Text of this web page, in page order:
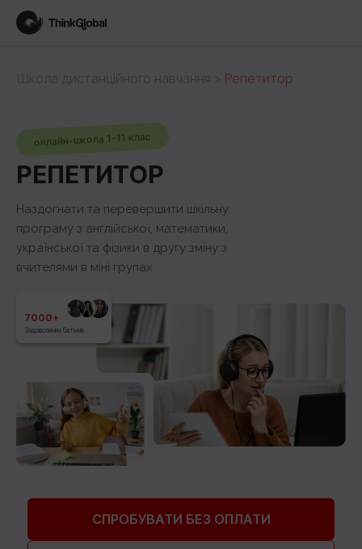
Репетитор
онлайн-школа 1-11 клас
РЕПЕТИТОР
Наздогнати та перевершити шкільну
програму з англійської, математики,
української та фізики в другу зміну з
вчителями в міні групах
7000+
Задоволених батьків
СПРОБУВАТИ БЕЗ ОПЛАТИ